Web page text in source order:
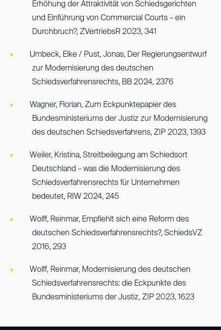
Erhöhung der Attraktivität von Schiedsgerichten
und Einführung von Commercial Courts – ein
Durchbruch?, ZVertriebsR 2023, 341
Umbeck, Elke / Pust, Jonas, Der Regierungsentwurf
zur Modernisierung des deutschen
Schiedsverfahrensrechts, BB 2024, 2376
Wagner, Florian, Zum Eckpunktepapier des
Bundesministeriums der Justiz zur Modernisierung
des deutschen Schiedsverfahrens, ZIP 2023, 1393
Weiler, Kristina, Streitbeilegung am Schiedsort
Deutschland – was die Modernisierung des
Schiedsverfahrensrechts für Unternehmen
bedeutet, RIW 2024, 245
Wolff, Reinmar, Empfiehlt sich eine Reform des
deutschen Schiedsverfahrensrechts?, SchiedsVZ
2016, 293
Wolff, Reinmar, Modernisierung des deutschen
Schiedsverfahrensrechts: die Eckpunkte des
Bundesministeriums der Justiz, ZIP 2023, 1623